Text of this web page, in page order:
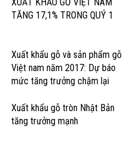
TĂNG 17,1% TRONG QUÝ 1
Xuất khẩu gỗ và sản phẩm gỗ
Việt nam năm 2017: Dự báo
mức tăng trưởng chậm lại
Xuất khẩu gỗ tròn Nhật Bản
tăng trưởng mạnh